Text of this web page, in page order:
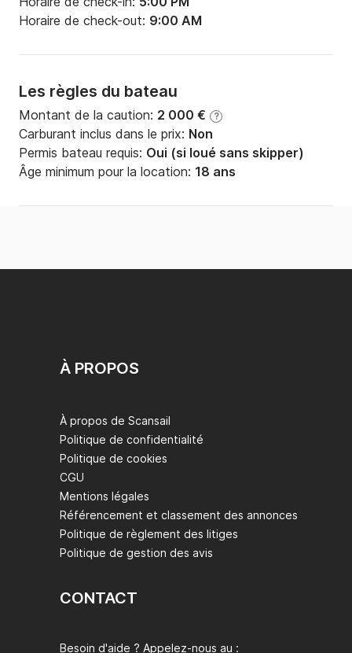
Horaire de check-out: 9:00 AM
Les règles du bateau
Montant de la caution: 2 000 € ?
Carburant inclus dans le prix: Non
Permis bateau requis: Oui (si loué sans skipper)
Âge minimum pour la location: 18 ans
À PROPOS
À propos de Scansail
Politique de confidentialité
Politique de cookies
CGU
Mentions légales
Référencement et classement des annonces
Politique de règlement des litiges
Politique de gestion des avis
CONTACT
Besoin d'aide ? Appelez-nous au :